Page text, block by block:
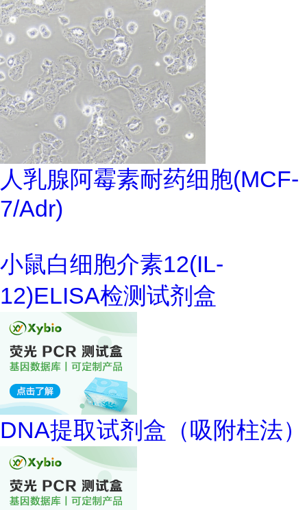
人乳腺阿霉素耐药细胞(MCF-
7/Adr)
小鼠白细胞介素12(IL-
12)ELISA检测试剂盒
DNA提取试剂盒（吸附柱法）